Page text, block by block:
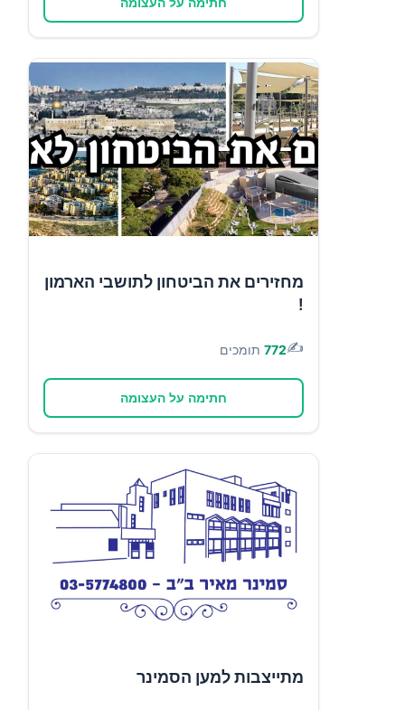
מחזירים את הביטחון לתושבי הארמון
!
✍️
772 תומכים
חתימה על העצומה
מתייצבות למען הסמינר